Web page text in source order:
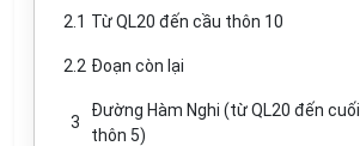
2.1 Từ QL20 đến cầu thôn 10
2.2 Đoạn còn lại
3
Đường Hàm Nghi (từ QL20 đến cuối
thôn 5)